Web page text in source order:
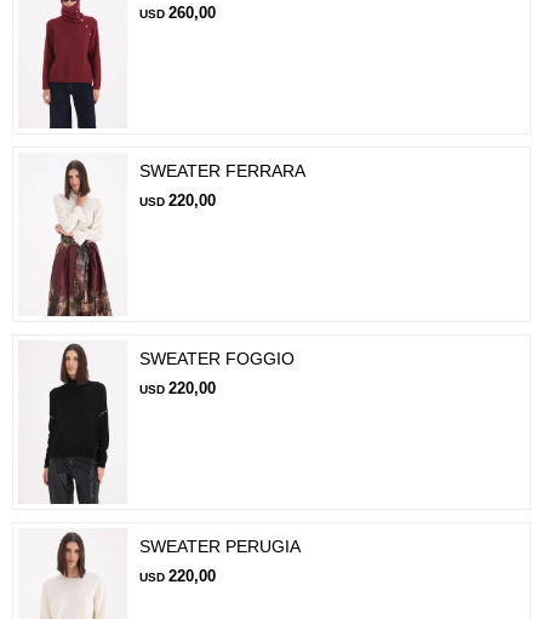
USD 260,00
SWEATER FERRARA
USD 220,00
SWEATER FOGGIO
USD 220,00
SWEATER PERUGIA
USD 220,00